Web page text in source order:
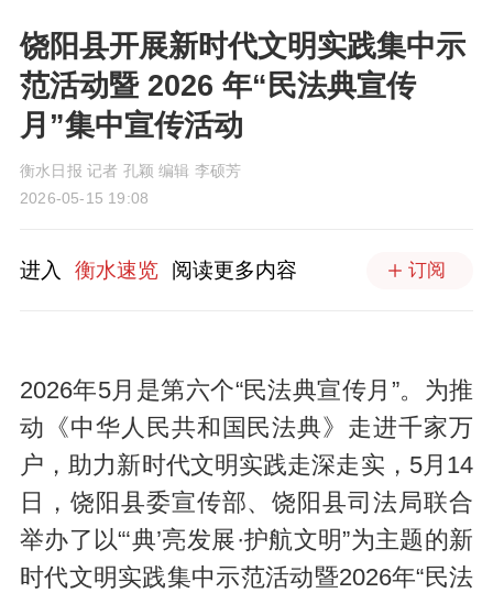
饶阳县开展新时代文明实践集中示
范活动暨 2026 年“民法典宣传
月”集中宣传活动
衡水日报 记者 孔颖 编辑 李硕芳
2026-05-15 19:08
进入 衡水速览 阅读更多内容 订阅
2026年5月是第六个“民法典宣传月”。为推
动《中华人民共和国民法典》走进千家万
户，助力新时代文明实践走深走实，5月14
日，饶阳县委宣传部、饶阳县司法局联合
举办了以“‘典’亮发展·护航文明”为主题的新
时代文明实践集中示范活动暨2026年“民法